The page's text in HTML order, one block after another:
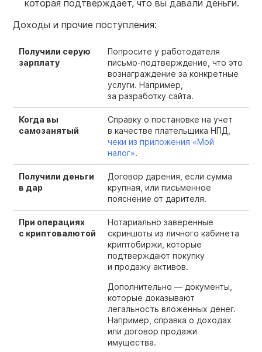
которая подтверждает, что вы давали деньги.
Доходы и прочие поступления:
Получили серую
зарплату
Попросите у работодателя
письмо-подтверждение, что это
вознаграждение за конкретные
услуги. Например,
за разработку сайта.
Когда вы
самозанятый
Справку о постановке на учет
в качестве плательщика НПД,
чеки из приложения «Мой
налог».
Получили деньги
в дар
Договор дарения, если сумма
крупная, или письменное
пояснение от дарителя.
При операциях
с криптовалютой
Нотариально заверенные
скриншоты из личного кабинета
криптобиржи, которые
подтверждают покупку
и продажу активов.
Дополнительно — документы,
которые доказывают
легальность вложенных денег.
Например, справка о доходах
или договор продажи
имущества.